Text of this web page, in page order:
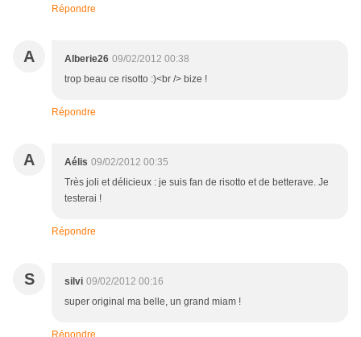
Répondre
A Alberie26 09/02/2012 00:38
trop beau ce risotto :)<br /> bize !
Répondre
A Aélis 09/02/2012 00:35
Très joli et délicieux : je suis fan de risotto et de betterave. Je
testerai !
Répondre
S silvi 09/02/2012 00:16
super original ma belle, un grand miam !
Répondre